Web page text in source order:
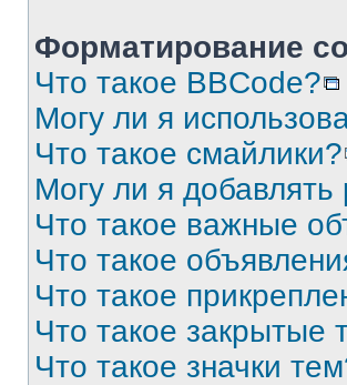
Форматирование
Что такое BBCode?
Могу ли я
Что такое смайлики?
Могу ли я
Что такое важные
Что такое
Что такое
Что такое закрытые
Что такое значки